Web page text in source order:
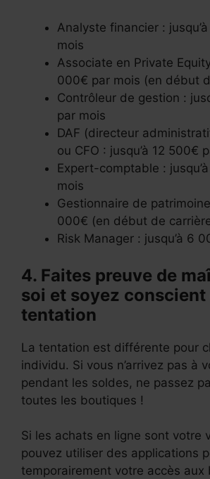
Analyste financier :
mois
Associate en Private
000€ par mois (en début
Contrôleur de gestion :
par mois
DAF (directeur
ou CFO : jusqu’à 12 500€
Expert-comptable :
mois
Gestionnaire de
000€ (en début de
Risk Manager : jusqu’à 6
4. Faites preuve de
soi et soyez conscient
tentation
La tentation est différente pour
individu. Si vous n’arrivez pas à
pendant les soldes, ne passez
toutes les boutiques !
Si les achats en ligne sont votre
pouvez utiliser des applications
temporairement votre accès aux